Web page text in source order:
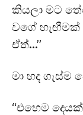
කියලා මට
වගේ හැඟීමක්
ඒත්…”
මා හද ගැස්ම
“එහෙම